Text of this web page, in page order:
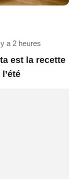
a 2 heures
est la recette